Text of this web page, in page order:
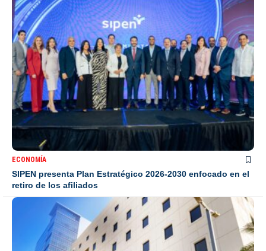
ECONOMÍA
SIPEN presenta Plan Estratégico 2026-2030 enfocado en el
retiro de los afiliados